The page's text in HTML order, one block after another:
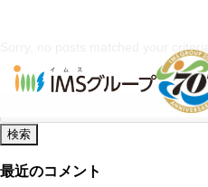
Sorry, no posts matched your criteria.
索:
最近のコメント